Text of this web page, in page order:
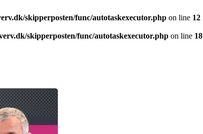
skipperposten/func/autotaskexecutor.php on line 12
skipperposten/func/autotaskexecutor.php on line 18